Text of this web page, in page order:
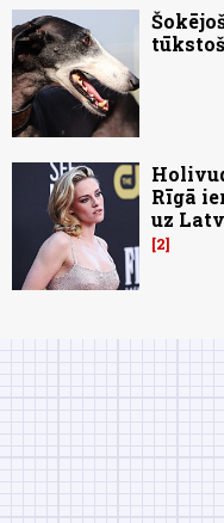
Rīgā
uz
2